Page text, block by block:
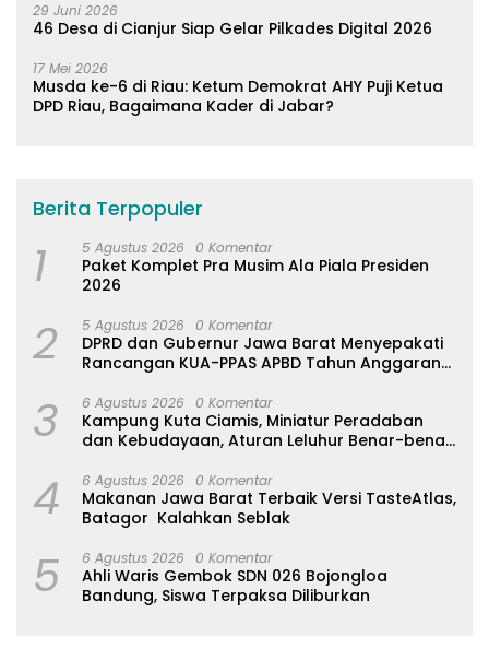
29 Juni 2026
46 Desa di Cianjur Siap Gelar Pilkades Digital 2026
17 Mei 2026
Musda ke-6 di Riau: Ketum Demokrat AHY Puji Ketua
DPD Riau, Bagaimana Kader di Jabar?
Berita Terpopuler
1 5 Agustus 2026 0 Komentar
Paket Komplet Pra Musim Ala Piala Presiden
2026
2 5 Agustus 2026 0 Komentar
DPRD dan Gubernur Jawa Barat Menyepakati
Rancangan KUA-PPAS APBD Tahun Anggaran
3 6 Agustus 2026 0 Komentar
Kampung Kuta Ciamis, Miniatur Peradaban
dan Kebudayaan, Aturan Leluhur Benar-benar
4 6 Agustus 2026 0 Komentar
Makanan Jawa Barat Terbaik Versi TasteAtlas,
Batagor Kalahkan Seblak
5 6 Agustus 2026 0 Komentar
Ahli Waris Gembok SDN 026 Bojongloa
Bandung, Siswa Terpaksa Diliburkan